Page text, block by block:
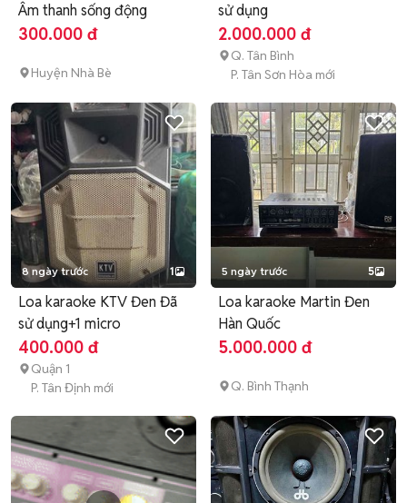
Âm thanh sống động
300.000 đ
Huyện Nhà Bè
sử dụng
2.000.000 đ
Q. Tân Bình
P. Tân Sơn Hòa mới
8 ngày trước 1
Loa karaoke KTV Đen Đã
sử dụng+1 micro
400.000 đ
Quận 1
P. Tân Định mới
5 ngày trước 5
Loa karaoke Martin Đen
Hàn Quốc
5.000.000 đ
Q. Bình Thạnh